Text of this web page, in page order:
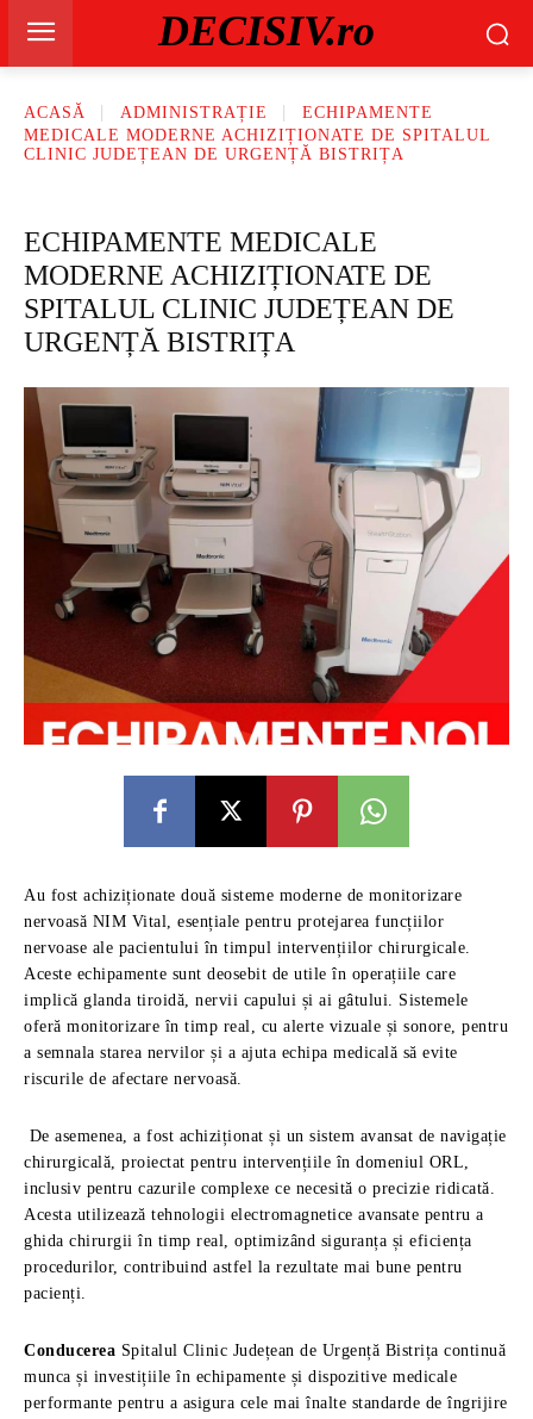
DECISIV.ro
ACASĂ ADMINISTRAȚIE
ECHIPAMENTE
MEDICALE MODERNE ACHIZIȚIONATE DE SPITALUL
CLINIC JUDEȚEAN DE URGENȚĂ BISTRIȚA
ECHIPAMENTE MEDICALE
MODERNE ACHIZIȚIONATE DE
SPITALUL CLINIC JUDEȚEAN DE
URGENȚĂ BISTRIȚA
Au fost achiziționate două sisteme moderne de monitorizare
nervoasă NIM Vital, esențiale pentru protejarea funcțiilor
nervoase ale pacientului în timpul intervențiilor chirurgicale.
Aceste echipamente sunt deosebit de utile în operațiile care
implică glanda tiroidă, nervii capului și ai gâtului. Sistemele
oferă monitorizare în timp real, cu alerte vizuale și sonore, pentru
a semnala starea nervilor și a ajuta echipa medicală să evite
riscurile de afectare nervoasă.
De asemenea, a fost achiziționat și un sistem avansat de navigație
chirurgicală, proiectat pentru intervențiile în domeniul ORL,
inclusiv pentru cazurile complexe ce necesită o precizie ridicată.
Acesta utilizează tehnologii electromagnetice avansate pentru a
ghida chirurgii în timp real, optimizând siguranța și eficiența
procedurilor, contribuind astfel la rezultate mai bune pentru
pacienți.
Conducerea Spitalul Clinic Județean de Urgență Bistrița continuă
munca și investițiile în echipamente și dispozitive medicale
performante pentru a asigura cele mai înalte standarde de îngrijire